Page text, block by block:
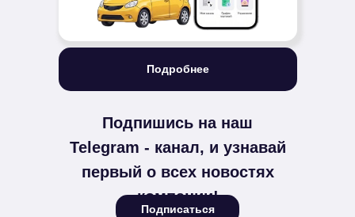
Подробнее
Подпишись на наш
Telegram - канал, и узнавай
первый о всех новостях
компании!
Подписаться